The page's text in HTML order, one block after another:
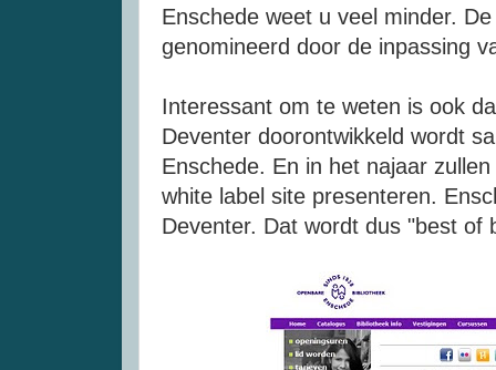
Enschede weet u veel minder.
genomineerd door de inpassing
Interessant om te weten is ook
Deventer doorontwikkeld wordt
Enschede. En in het najaar
white label site presenteren.
Deventer. Dat wordt dus "best of